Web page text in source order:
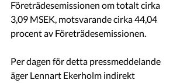
Företrädesemissionen om totalt cirka
3,09 MSEK, motsvarande cirka 44,04
procent av Företrädesemissionen.
Per dagen för detta pressmeddelande
äger Lennart Ekerholm indirekt